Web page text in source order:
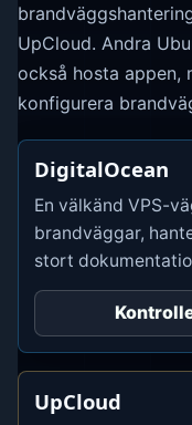
UpCloud. Andra
också hosta appen,
konfigurera
DigitalOcean
En välkänd VPS-
brandväggar,
stort
UpCloud